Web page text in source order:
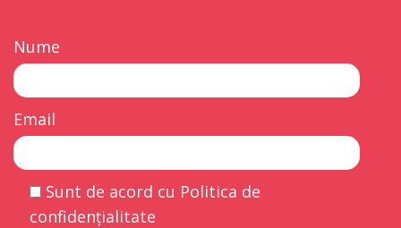
Nume
Email
Sunt de acord cu Politica de
confidențialitate